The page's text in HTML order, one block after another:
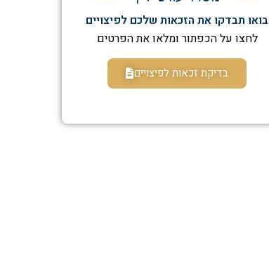
בואו תבדקו את הזכאות שלכם לפיצויים
לחצו על הכפתור ומלאו את הפרטים
בדיקת זכאות לפיצויים